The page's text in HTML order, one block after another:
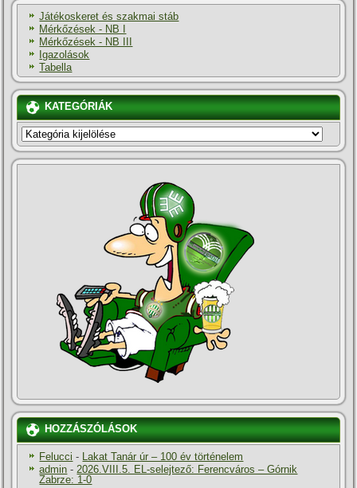
Játékoskeret és szakmai stáb
Mérkőzések - NB I
Mérkőzések - NB III
Igazolások
Tabella
KATEGÓRIÁK
KATEGÓRIÁK
HOZZÁSZÓLÁSOK
Felucci - Lakat Tanár úr – 100 év történelem
admin -2026.VIII.5. EL-selejtező: Ferencváros – Górnik
Zabrze: 1-0